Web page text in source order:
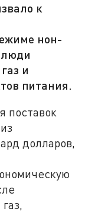
к
нон-
люди
и
питания.
поставок
долларов,